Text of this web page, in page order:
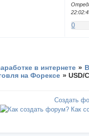
0
в интернете »
на Форексе »USD/
Создать